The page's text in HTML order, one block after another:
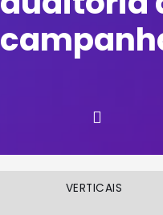
VERTICAIS